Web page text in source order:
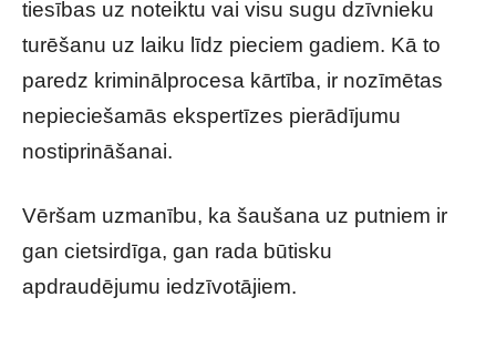
tiesības uz noteiktu vai visu sugu dzīvnieku
turēšanu uz laiku līdz pieciem gadiem. Kā to
paredz kriminālprocesa kārtība, ir nozīmētas
nepieciešamās ekspertīzes pierādījumu
nostiprināšanai.
Vēršam uzmanību, ka šaušana uz putniem ir
gan cietsirdīga, gan rada būtisku
apdraudējumu iedzīvotājiem.